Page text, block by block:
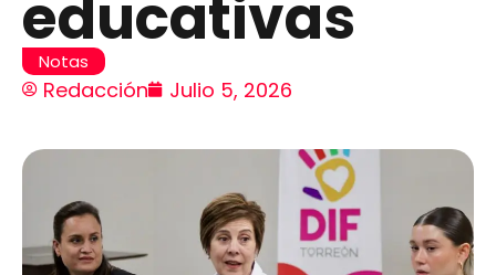
educativas
Notas
Redacción Julio 5, 2026